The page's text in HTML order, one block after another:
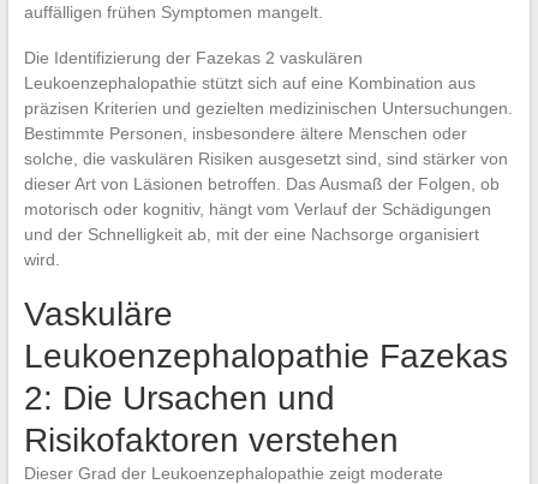
auffälligen frühen Symptomen mangelt.
Die Identifizierung der Fazekas 2 vaskulären
Leukoenzephalopathie stützt sich auf eine Kombination aus
präzisen Kriterien und gezielten medizinischen Untersuchungen.
Bestimmte Personen, insbesondere ältere Menschen oder
solche, die vaskulären Risiken ausgesetzt sind, sind stärker von
dieser Art von Läsionen betroffen. Das Ausmaß der Folgen, ob
motorisch oder kognitiv, hängt vom Verlauf der Schädigungen
und der Schnelligkeit ab, mit der eine Nachsorge organisiert
wird.
Vaskuläre
Leukoenzephalopathie Fazekas
2: Die Ursachen und
Risikofaktoren verstehen
Dieser Grad der Leukoenzephalopathie zeigt moderate